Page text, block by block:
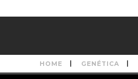
HOME GENÉTICA